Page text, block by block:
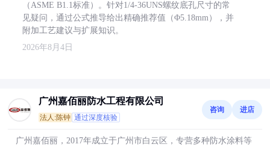
（ASME B1.1标准）。针对1/4-36UNS螺纹底孔尺寸的常
见疑问，通过公式推导给出精确推荐值（Φ5.18mm），并
附加工艺建议与扩展知识。
2026年8月4日
广州嘉佰丽防水工程有限公司
法人:陈钟 通过深度核验
咨询 进店
广州嘉佰丽，2017年成立于广州市白云区，专营多种防水涂料等